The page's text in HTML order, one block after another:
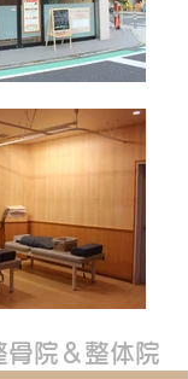
骨院＆整体院